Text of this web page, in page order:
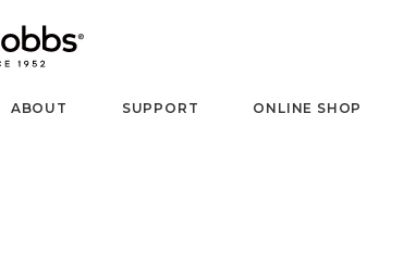
ABOUT SUPPORT ONLINE SHOP